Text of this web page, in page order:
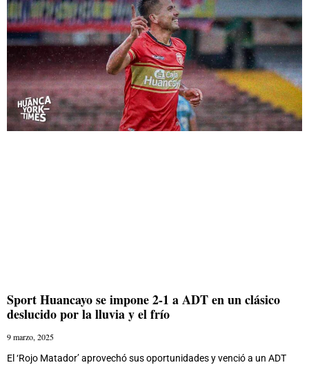
Sport Huancayo se impone 2-1 a ADT en un clásico
deslucido por la lluvia y el frío
9 marzo, 2025
El ‘Rojo Matador’ aprovechó sus oportunidades y venció a un ADT